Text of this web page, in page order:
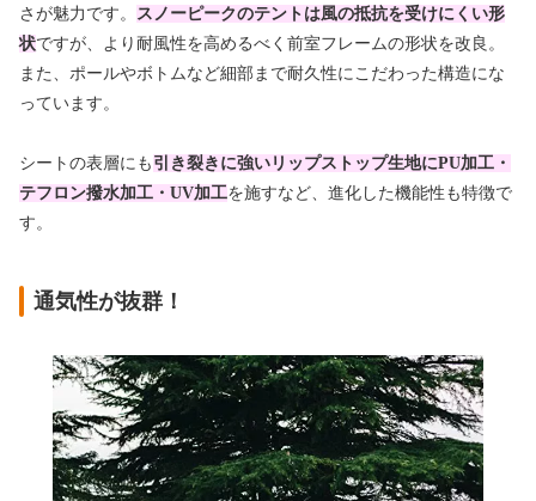
さが魅力です。
スノーピークのテントは風の抵抗を受けにくい形
状ですが、より耐風性を高めるべく前室フレームの形状を改良。
また、ポールやボトムなど細部まで耐久性にこだわった構造にな
っています。
シートの表層にも 引き裂きに強いリップストップ生地にPU加工・
テフロン撥水加工・UV加工を施すなど、進化した機能性も特徴で
す。
通気性が抜群！